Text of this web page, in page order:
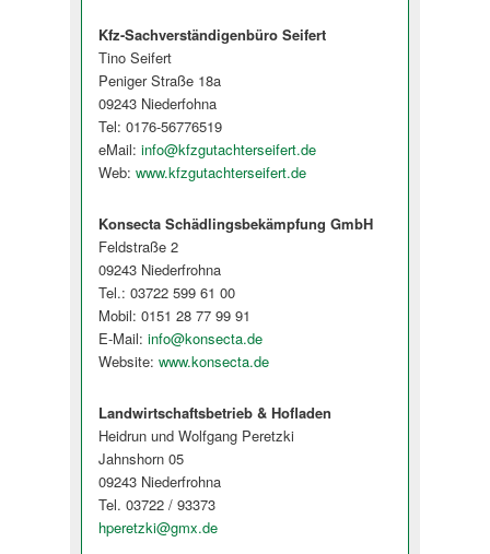
Kfz-Sachverständigenbüro Seifert
Tino Seifert
Peniger Straße 18a
09243 Niederfohna
Tel: 0176-56776519
eMail: info@kfzgutachterseifert.de
Web: www.kfzgutachterseifert.de
Konsecta Schädlingsbekämpfung GmbH
Feldstraße 2
09243 Niederfrohna
Tel.: 03722 599 61 00
Mobil: 0151 28 77 99 91
E-Mail: info@konsecta.de
Website: www.konsecta.de
Landwirtschaftsbetrieb & Hofladen
Heidrun und Wolfgang Peretzki
Jahnshorn 05
09243 Niederfrohna
Tel. 03722 / 93373
hperetzki@gmx.de